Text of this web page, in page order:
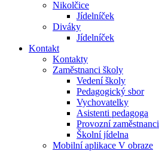
Nikolčice
Jídelníček
Diváky
Jídelníček
Kontakt
Kontakty
Zaměstnanci školy
Vedení školy
Pedagogický sbor
Vychovatelky
Asistenti pedagoga
Provozní zaměstnanci
Školní jídelna
Mobilní aplikace V obraze